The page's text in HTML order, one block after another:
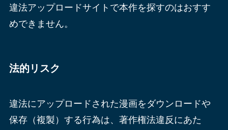
違法アップロードサイトで本作を探すのはおすす
めできません。
法的リスク
違法にアップロードされた漫画をダウンロードや
保存（複製）する行為は、著作権法違反にあた